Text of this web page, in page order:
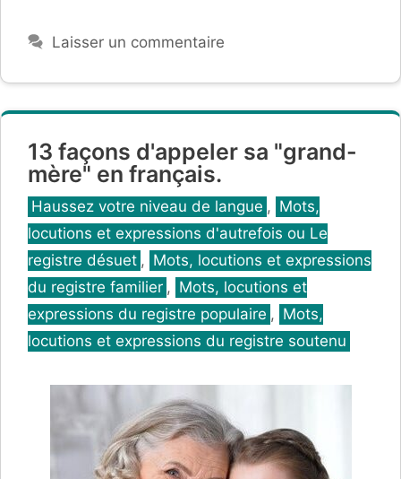
Laisser un commentaire
13 façons d'appeler sa "grand-
mère" en français.
Catégories
Haussez votre niveau de langue , Mots,
locutions et expressions d'autrefois ou Le
registre désuet , Mots, locutions et expressions
du registre familier , Mots, locutions et
expressions du registre populaire , Mots,
locutions et expressions du registre soutenu